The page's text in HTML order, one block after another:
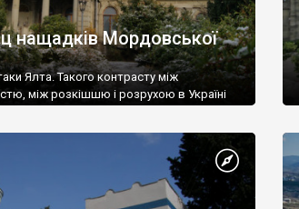
нащадків Мордовської
Ялта. Такого контрасту між
між розкішшю і розрухою в Україні